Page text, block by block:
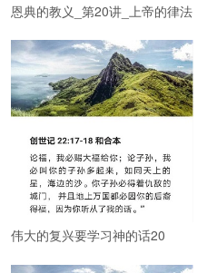
恩典的教义_第20讲_上帝的律法
伟大的复兴要学习神的话20